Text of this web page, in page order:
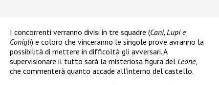
I concorrenti verranno divisi in tre squadre (Cani, Lupi e
Conigli) e coloro che vinceranno le singole prove avranno la
possibilità di mettere in difficoltà gli avversari. A
supervisionare il tutto sarà la misteriosa figura del Leone,
che commenterà quanto accade all’interno del castello.